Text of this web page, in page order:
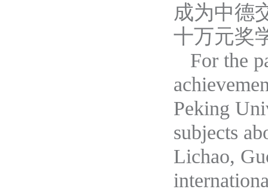
成为中德
十万元奖
For the
Peking
subjects
Lichao,